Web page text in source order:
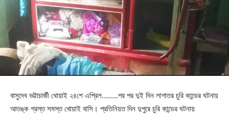
বাসুদেব ভট্টাচার্জী খোয়াই ২৪শে এপ্রিল….….পর পর দুই দিন লাগাতর চুরি কান্ডের ঘটনায়
আতঙ্ক গ্রস্ত সমস্ত খোয়াই বাসি। প্রতিনিয়ত দিন দুপুরে চুরি কান্ডের ঘটনায়